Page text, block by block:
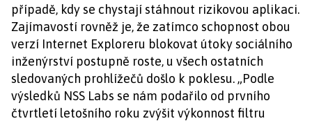
případě, kdy se chystají stáhnout rizikovou aplikaci.
Zajímavostí rovněž je, že zatímco schopnost obou
verzí Internet Exploreru blokovat útoky sociálního
inženýrství postupně roste, u všech ostatních
sledovaných prohlížečů došlo k poklesu. „Podle
výsledků NSS Labs se nám podařilo od prvního
čtvrtletí letošního roku zvýšit výkonnost filtru